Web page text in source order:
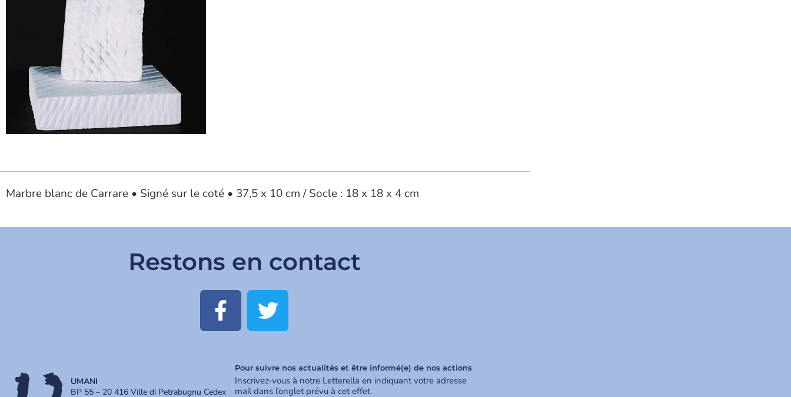
Marbre blanc de Carrare • Signé sur le coté • 37,5 x 10 cm / Socle : 18 x 18 x 4 cm
Restons en contact
UMANI
BP 55 – 20 416 Ville di Petrabugnu Cedex
Pour suivre nos actualités et être informé(e) de nos actions
Inscrivez-vous à notre Letterella en indiquant votre adresse
mail dans l’onglet prévu à cet effet.